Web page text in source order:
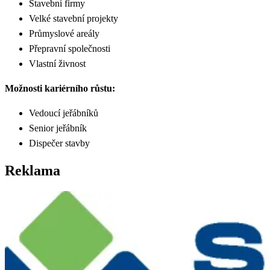
Stavební firmy
Velké stavební projekty
Průmyslové areály
Přepravní společnosti
Vlastní živnost
Možnosti kariérního růstu:
Vedoucí jeřábníků
Senior jeřábník
Dispečer stavby
Reklama